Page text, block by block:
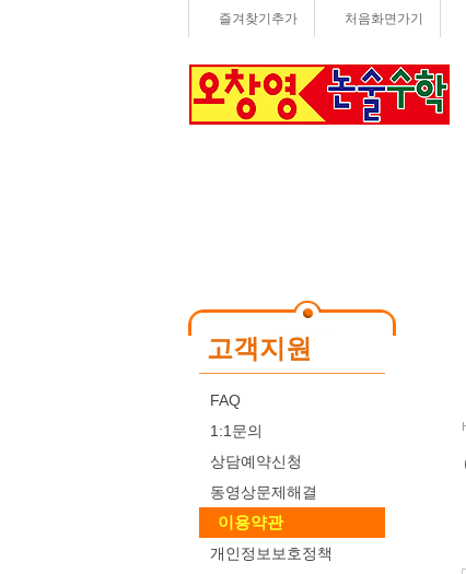
즐겨찾기추가 처음화면가기
고객지원
FAQ
1:1문의
상담예약신청
동영상문제해결
이용약관
개인정보보호정책